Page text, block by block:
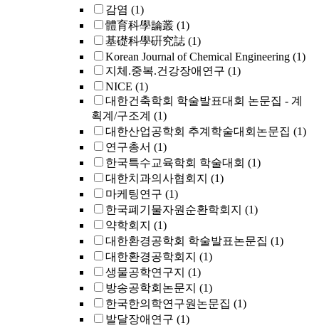
감염 (1)
體育科學論叢 (1)
基礎科學硏究誌 (1)
Korean Journal of Chemical Engineering (1)
지체.중복.건강장애연구 (1)
NICE (1)
대한건축학회 학술발표대회 논문집 - 계
획계/구조계 (1)
대한산업공학회 추계학술대회논문집 (1)
연구총서 (1)
한국특수교육학회 학술대회 (1)
대한치과의사협회지 (1)
마케팅연구 (1)
한국폐기물자원순환학회지 (1)
약학회지 (1)
대한환경공학회 학술발표논문집 (1)
대한환경공학회지 (1)
생물공학연구지 (1)
방송공학회논문지 (1)
한국한의학연구원논문집 (1)
발달장애연구 (1)